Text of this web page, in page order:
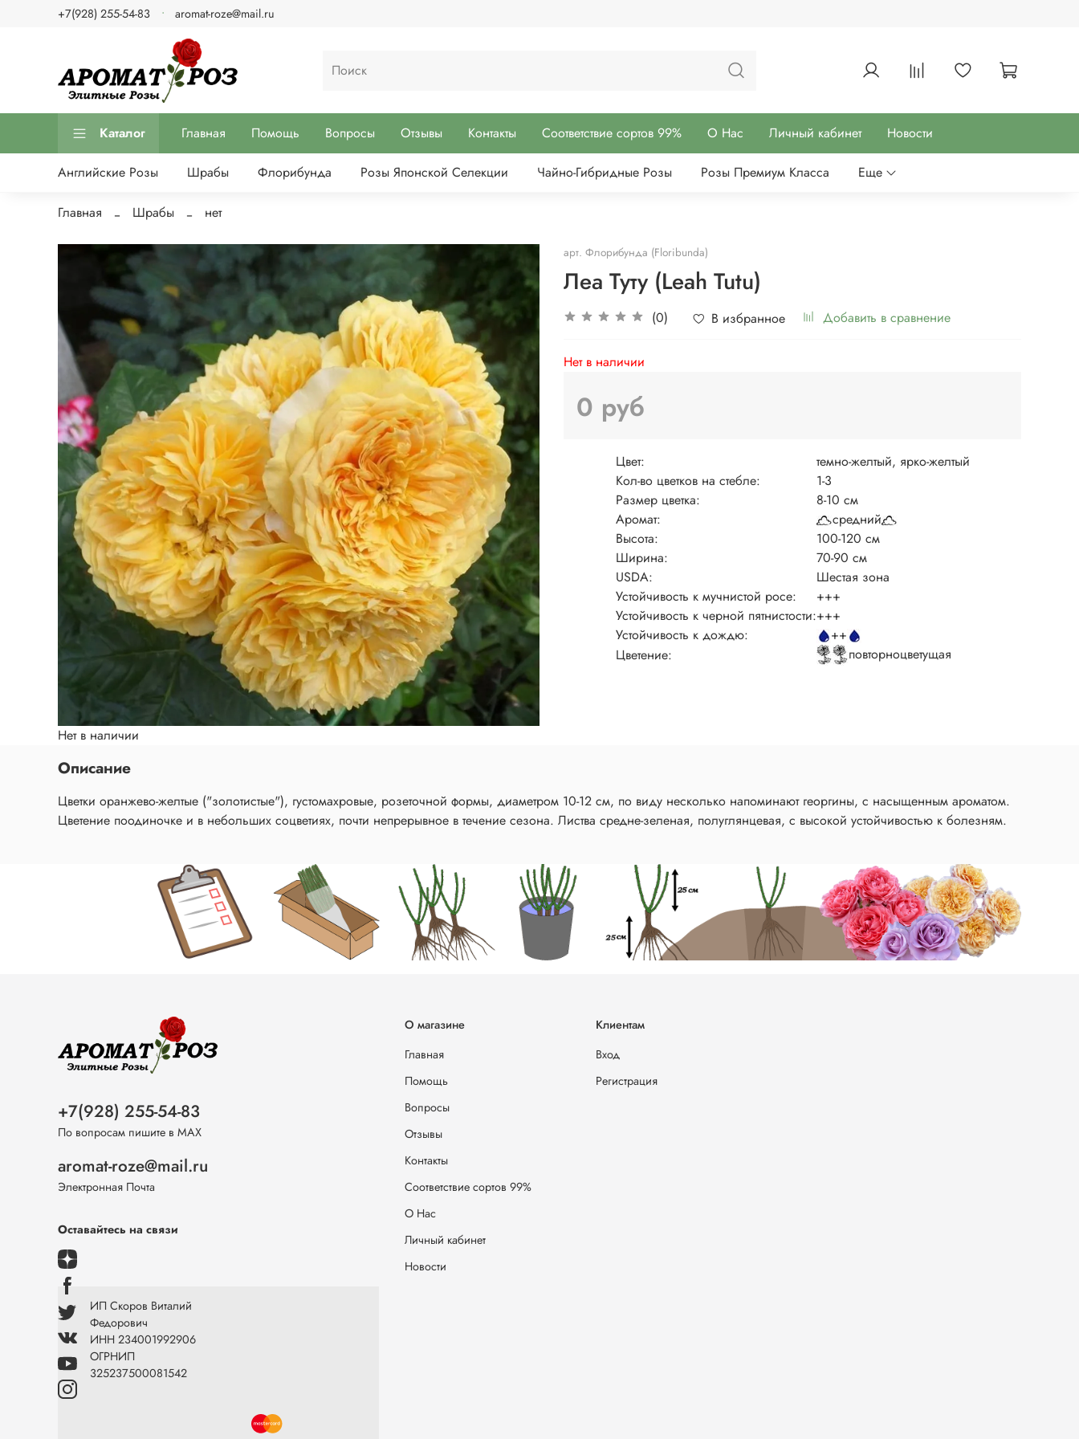
+7(928) 255-54-83 aromat-roze@mail.ru
Каталог Главная Помощь Вопросы Отзывы Контакты Соответствие сортов 99% О Нас Личный кабинет Новости
Английские Розы Шрабы Флорибунда Розы Японской Селекции Чайно-Гибридные Розы Розы Премиум Класса Еще
Главная Шрабы нет
Нет в наличии
арт. Флорибунда (Floribunda)
Леа Туту (Leah Tutu)
(0) В избранное Добавить в сравнение
Нет в наличии
0 руб
Цвет:
темно-желтый, ярко-желтый
Кол-во цветков на стебле:
1-3
Размер цветка:
8-10 см
Аромат:
средний
Высота:
100-120 см
Ширина:
70-90 см
USDA:
Шестая зона
Устойчивость к мучнистой росе:
+++
Устойчивость к черной пятнистости:+++
Устойчивость к дождю:
++
Цветение:
повторноцветущая
Описание
Цветки оранжево-желтые ("золотистые"), густомахровые, розеточной формы, диаметром 10-12 см, по виду несколько напоминают георгины, с насыщенным ароматом.
Цветение поодиночке и в небольших соцветиях, почти непрерывное в течение сезона. Листва средне-зеленая, полуглянцевая, с высокой устойчивостью к болезням.
О магазине
Главная
Помощь
Вопросы
Отзывы
Контакты
Соответствие сортов 99%
О Нас
Личный кабинет
Новости
Клиентам
Вход
Регистрация
+7(928) 255-54-83
По вопросам пишите в МАХ
aromat-roze@mail.ru
Электронная Почта
Оставайтесь на связи
ИП Скоров Виталий
Федорович
ИНН 234001992906
ОГРНИП
325237500081542